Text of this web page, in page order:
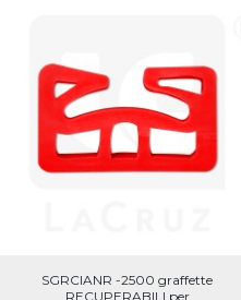
SGRCIANR -2500 graffette
RECUPERABILI per